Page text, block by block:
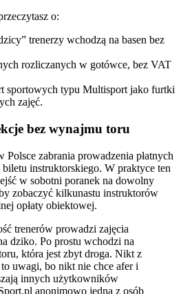
o:
trenerzy wchodzą na basen bez
rozliczanych w gotówce, bez VAT
sportowych typu Multisport jako furtki
zajęć.
bez wynajmu toru
zabrania prowadzenia płatnych
instruktorskiego. W praktyce ten
w sobotni poranek na dowolny
zobaczyć kilkunastu instruktorów
opłaty obiektowej.
trenerów prowadzi zajęcia
dziko. Po prostu wchodzi na
która jest zbyt droga. Nikt z
uwagi, bo nikt nie chce afer i
innych użytkowników
anonimowo jedna z osób